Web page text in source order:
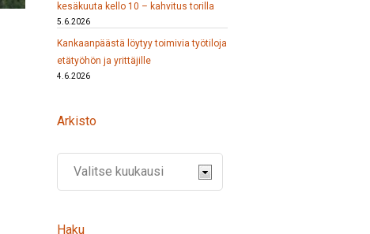
kesäkuuta kello 10 – kahvitus torilla
5.6.2026
Kankaanpäästä löytyy toimivia työtiloja
etätyöhön ja yrittäjille
4.6.2026
Arkisto
Haku